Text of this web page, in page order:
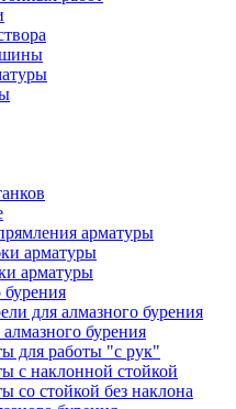
арматуры
арматуры
арматуры
бурения
для алмазного бурения
бурения
для работы "с рук"
с наклонной стойкой
со стойкой без наклона